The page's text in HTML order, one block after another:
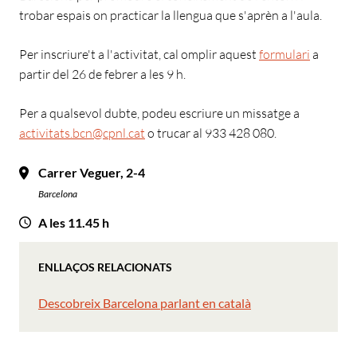
trobar espais on practicar la llengua que s'aprèn a l'aula.
Per inscriure't a l'activitat, cal omplir aquest formulari a
partir del 26 de febrer a les 9 h.
Per a qualsevol dubte, podeu escriure un missatge a
activitats.bcn@cpnl.cat o trucar al 933 428 080.
Carrer Veguer, 2-4
Barcelona
A les 11.45 h
ENLLAÇOS RELACIONATS
Descobreix Barcelona parlant en català